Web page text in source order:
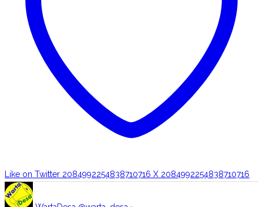
Like on Twitter 2084992254838710716 X 2084992254838710716